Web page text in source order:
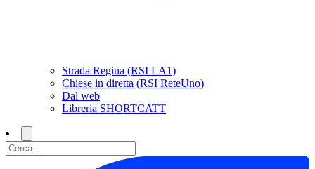
Strada Regina (RSI LA1)
Chiese in diretta (RSI ReteUno)
Dal web
Libreria SHORTCATT